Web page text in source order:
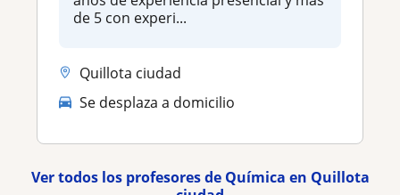
de 5 con experi...
Quillota ciudad
Se desplaza a domicilio
Ver todos los profesores de Química en Quillota